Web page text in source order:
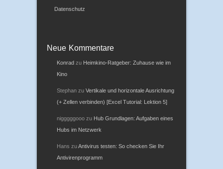
Datenschutz
Neue Kommentare
Konrad zu Heimkino-Ratgeber: Zuhause wie im
Kino
Stephan zu Vertikale und horizontale Ausrichtung
(+ Zellen verbinden) [Excel Tutorial: Lektion 5]
nigggggooo zu Hub Grundlagen: Aufgaben eines
Hubs im Netzwerk
Hans zuAntivirus testen: So checken Sie Ihr
Antivirenprogramm